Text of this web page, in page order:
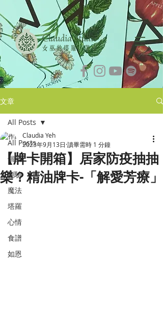
文章
All Posts
個案
測驗
魔法
塔羅
心情
食譜
如恩
All Posts
【牌卡開箱】居家防疫抽抽
樂？精油牌卡-「解愛芳療」
Claudia Yeh
2023年9月13日 讀畢需時 1 分鐘